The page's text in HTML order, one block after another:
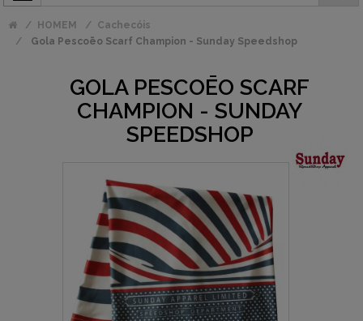
HOMEM
Cachecóis
Gola Pescoēo Scarf Champion - Sunday Speedshop
GOLA PESCOĒO SCARF
CHAMPION - SUNDAY
SPEEDSHOP